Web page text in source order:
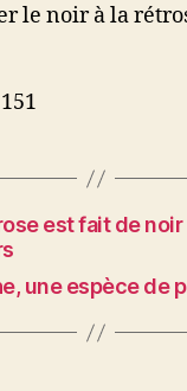
le noir à la
151
est fait de
une espèce de